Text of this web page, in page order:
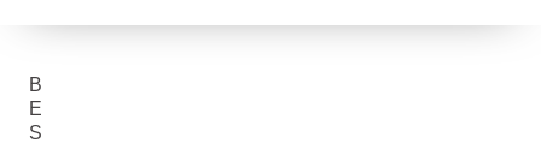
B
E
S